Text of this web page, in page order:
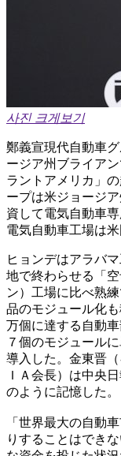
사진 크게보기
鄭義宣現代自動車
ージア州ブライア
ラントアメリカ」
ープは米ジョージ
資して電気自動車
電気自動車工場は
ヒョンデはアラバ
地で終わらせる「
ン）工場に比べ熟
品のモジュール化
万個に達する自動
７個のモジュール
導入した。金東晋
ＩＡ会長）は中央
のように記憶した。
「世界最大の自動
りすることはでき